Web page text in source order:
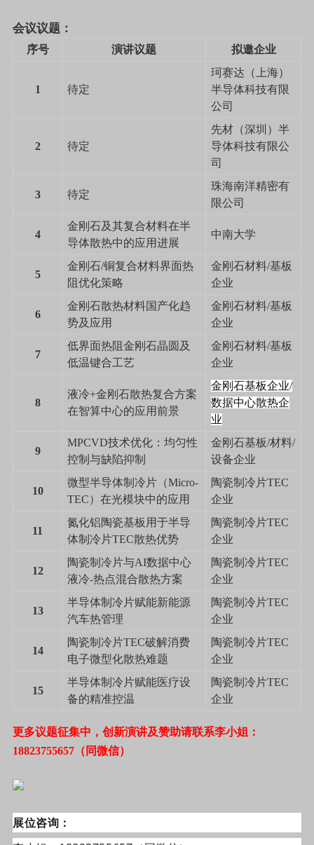
会议议题：
序号 演讲议题 拟邀企业
1 待定
珂赛达（上海）
半导体科技有限
公司
2 待定
先材（深圳）半
导体科技有限公
司
3 待定
珠海南洋精密有
限公司
4
金刚石及其复合材料在半
导体散热中的应用进展
中南大学
5
金刚石/铜复合材料界面热
阻优化策略
金刚石材料/基板
企业
6
金刚石散热材料国产化趋
势及应用
金刚石材料/基板
企业
7
低界面热阻金刚石晶圆及
低温键合工艺
金刚石材料/基板
企业
8
液冷+金刚石散热复合方案
在智算中心的应用前景
金刚石基板企业/
数据中心散热企
业
9
MPCVD技术优化：均匀性
控制与缺陷抑制
金刚石基板/材料/
设备企业
10
微型半导体制冷片（Micro-
TEC）在光模块中的应用
陶瓷制冷片TEC
企业
11
氮化铝陶瓷基板用于半导
体制冷片TEC散热优势
陶瓷制冷片TEC
企业
12
陶瓷制冷片与AI数据中心
液冷-热点混合散热方案
陶瓷制冷片TEC
企业
13
半导体制冷片赋能新能源
汽车热管理
陶瓷制冷片TEC
企业
14
陶瓷制冷片TEC破解消费
电子微型化散热难题
陶瓷制冷片TEC
企业
15
半导体制冷片赋能医疗设
备的精准控温
陶瓷制冷片TEC
企业
更多议题征集中，创新演讲及赞助请联系李小姐：
18823755657 （同微信）
展位咨询：